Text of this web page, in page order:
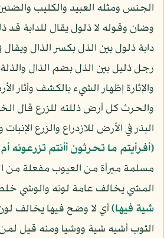
الجنس ومثله العبيد والكليب
وضان وقوله لا ذلول يقال للدابة قد
دابة ذلول بين الذل بكسر الذال
رجل ذليل بين الذل بضم الذال
والإثارة إظهار الشيء بالكشف وأثار
والحرث كل أرض ذللته للزرع قال
البذر في الأرض للازدراع والزرع
﴿أفرأيتم ما تحرثون أأنتم تزرعونه
مسلمة مبرأة من العيوب مفعلة من
المشي يخالف عامة لونه والوشي خلط
شية فيها﴾أي لا وضح فيها يخالف
الثوب أشيه شية ووشيا ومنه قيل